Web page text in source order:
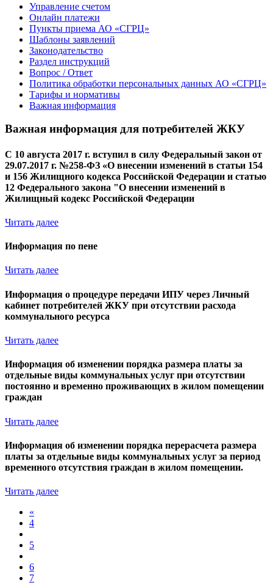
Управление счетом
Онлайн платежи
Пункты приема АО «СГРЦ»
Шаблоны заявлений
Законодательство
Раздел инструкций
Вопрос / Ответ
Политика обработки персональных данных АО «СГРЦ»
Тарифы и нормативы
Важная информация
Важная информация для потребителей ЖКУ
С 10 августа 2017 г. вступил в силу Федеральный закон от
29.07.2017 г. №258-ФЗ «О внесении изменений в статьи 154
и 156 Жилищного кодекса Российской Федерации и статью
12 Федерального закона "О внесении изменений в
Жилищный кодекс Российской Федерации
Читать далее
Информация по пене
Читать далее
Информация о процедуре передачи ИПУ через Личный
кабинет потребителей ЖКУ при отсутствии расхода
коммунального ресурса
Читать далее
Информация об изменении порядка размера платы за
отдельные виды коммунальных услуг при отсутствии
постоянно и временно проживающих в жилом помещении
граждан
Читать далее
Информация об изменении порядка перерасчета размера
платы за отдельные виды коммунальных услуг за период
временного отсутствия граждан в жилом помещении.
Читать далее
«
4
5
6
7